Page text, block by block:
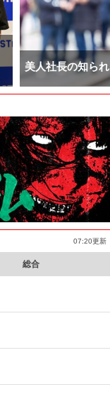
美人社長の知ら
07:20更新
総合